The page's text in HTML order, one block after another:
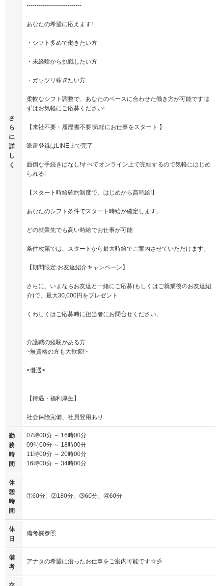
さ
ら
に
詳
し
く
----------------------------
あなたの希望に応えます!
・シフト多めで働きたい方
・未経験から挑戦したい方
・ガッツリ稼ぎたい方
柔軟なシフト調整で、あなたのペースに合わせた働き方が可能です!ま
ずはお気軽にご応募ください!
【来社不要・履歴書不要!気軽にお仕事をスタート 】
派遣登録はLINE上で完了
面倒な手続きはなし!すべてオンライン上で完結するので気軽にはじめ
られる!
【スタート時給確約制度で、はじめから高時給!】
あなたのシフト条件でスタート時給が確定します。
どの就業先でも高い時給でお仕事が可能
条件次第では、スタートから最大時給でご案内させていただけます。
【期間限定:お友達紹介キャンペーン】
さらに、いまならお友達と一緒にご応募(もしくはご就業後のお友達紹
介)で、最大30,000円をプレゼント
くわしくはご応募時に担当者にお問合せください。
介護職の経験がある方
~無資格の方も大歓迎!~
<優遇>
【待遇・福利厚生】
社会保険完備、社員登用あり
勤
務
時
間
07時00分 ～ 16時00分
09時00分 ～ 18時00分
11時00分 ～ 20時00分
16時00分 ～ 34時00分
休
憩
時
間
①60分、②180分、③60分、④60分
休
日
備考欄参照
備
考
アナタの希望に沿ったお仕事をご案内可能です☆彡